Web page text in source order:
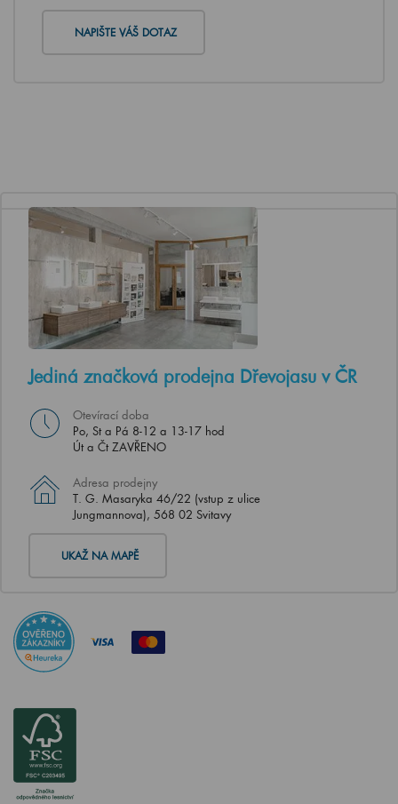
NAPIŠTE VÁŠ DOTAZ
Jediná značková prodejna Dřevojasu v ČR
Otevírací doba
Po, St a Pá 8-12 a 13-17 hod
Út a Čt ZAVŘENO
Adresa prodejny
T. G. Masaryka 46/22 (vstup z ulice
Jungmannova), 568 02 Svitavy
UKAŽ NA MAPĚ